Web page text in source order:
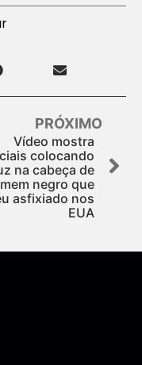
PRÓXIMO
Vídeo mostra
colocando
na cabeça de
negro que
asfixiado nos
EUA